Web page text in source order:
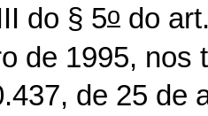
do § 5o do
de 1995, nos
de 25 de